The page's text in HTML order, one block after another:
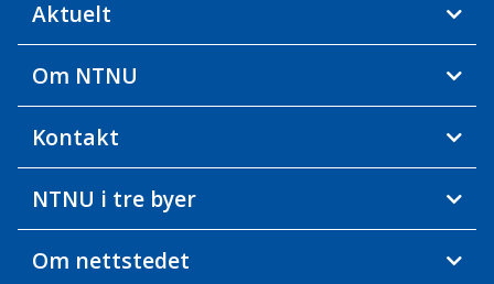
Aktuelt
Om NTNU
Kontakt
NTNU i tre byer
Om nettstedet